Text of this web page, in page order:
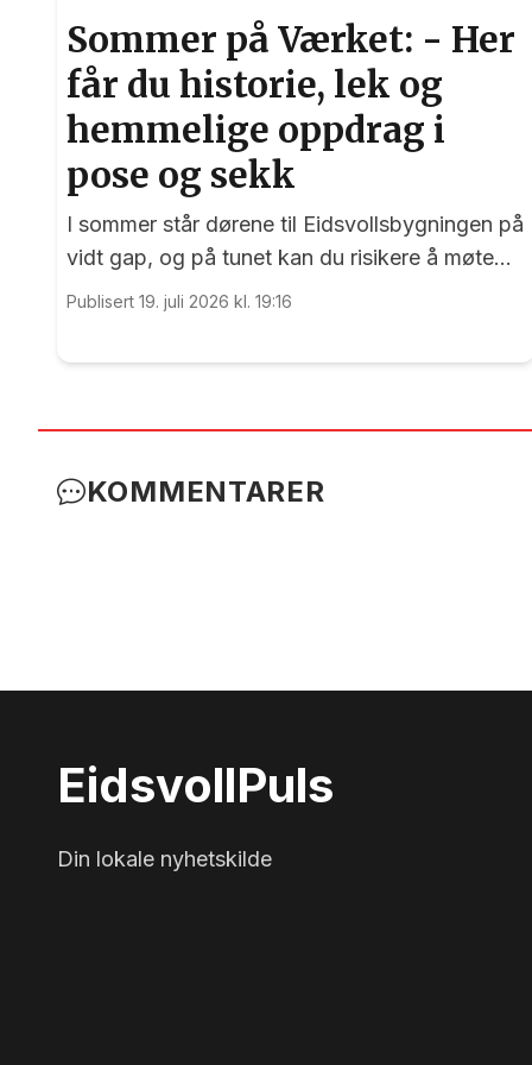
Sommer på Værket: - Her
får du historie, lek og
hemmelige oppdrag i
pose og sekk
I sommer står dørene til Eidsvollsbygningen på
vidt gap, og på tunet kan du risikere å møte
blide og hjelpsomme sommervikarer som mer
Publisert 19. juli 2026 kl. 19:16
KOMMENTARER
EidsvollPuls
Din lokale nyhetskilde